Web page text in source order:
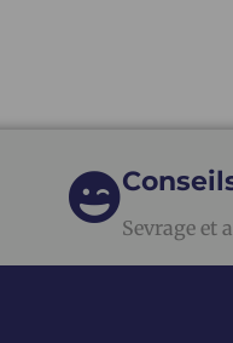
Sevrage et